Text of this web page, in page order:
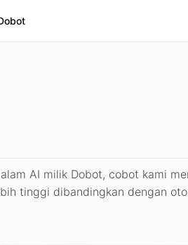
AI milik Dobot, cobot kami
tinggi dibandingkan dengan